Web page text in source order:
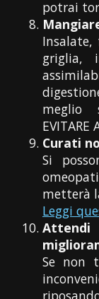
potrai
griglia,
meglio
EVITARE
Curati
Si
metterà
Leggi
Se non